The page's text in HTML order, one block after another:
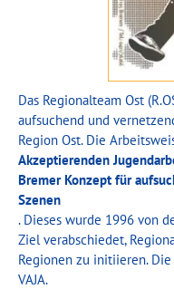
Das Regionalteam Ost
aufsuchend und
Region Ost. Die
Akzeptierenden
Bremer Konzept für
Szenen
. Dieses wurde 1996 von
Ziel verabschiedet,
Regionen zu initiieren.
VAJA.